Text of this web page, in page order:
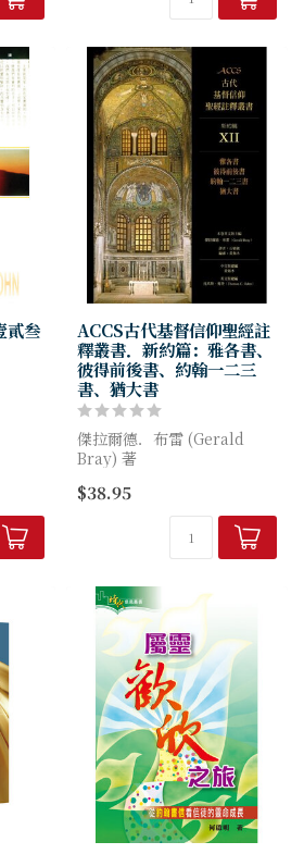
到不太熟悉但有意...
貳叁
經
...
ACCS古代基督信仰聖經註
釋叢書．新約篇：雅各書、
彼得前後書、約翰一二三
書、猶大書
傑拉爾德．布雷 (Gerald
Bray) 著
《古代基督信仰聖經註釋叢
書》二十八冊，採用普世教會
所使用之標準修訂版聖經（中
譯本則採用《新標點和合本》
$38.95